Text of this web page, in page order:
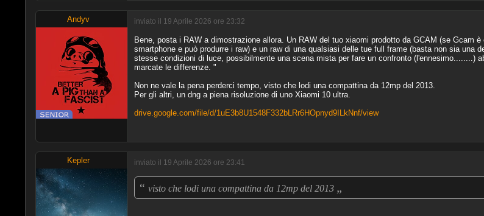
Andyv inviato il 19 Aprile 2026 ore 23:32
Bene, posta i RAW a dimostrazione allora. Un RAW del tuo xiaomi prodotto da GCAM (se Gcam
smartphone e può produrre i raw) e un raw di una qualsiasi delle tue full frame (basta non sia una
stesse condizioni di luce, possibilmente una scena mista per fare un confronto (l'ennesimo........)
marcate le differenze. "
Non ne vale la pena perderci tempo, visto che lodi una compattina da 12mp del 2013.
Per gli altri, un dng a piena risoluzione di uno Xiaomi 10 ultra.
drive.google.com/file/d/1uE3b8U1548F332bLRr6HOpnyd9ILkNnf/view
Kepler inviato il 19 Aprile 2026 ore 23:41
“ visto che lodi una compattina da 12mp del 2013 „